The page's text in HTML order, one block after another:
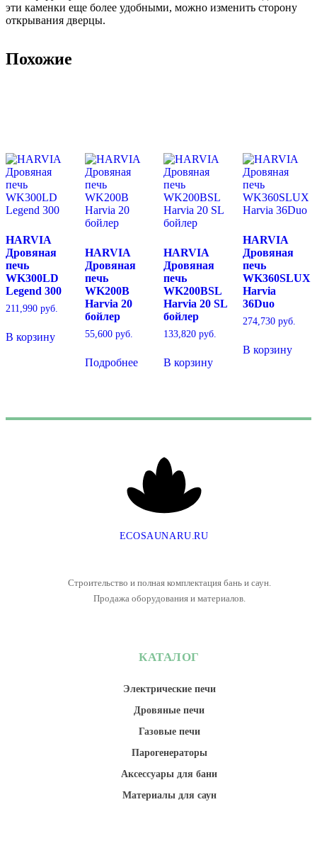
эти каменки еще более удобными, можно изменить сторону
открывания дверцы.
Похожие
HARVIA
Дровяная
печь
WK300LD
Legend 300
211,990 руб.
В корзину
HARVIA
Дровяная
печь
WK200B
Harvia 20
бойлер
55,600руб.
Подробнее
HARVIA
Дровяная
печь
WK200BSL
Harvia 20 SL
бойлер
133,820 руб.
В корзину
HARVIA
Дровяная
печь
WK360SLUX
Harvia
36Duo
274,730руб.
В корзину
ECOSAUNARU .RU
Строительство и полная комплектация бань и саун.
Продажа оборудования и материалов.
КАТАЛОГ
Электрические печи
Дровяные печи
Газовые печи
Парогенераторы
Аксессуары для бани
Материалы для саун